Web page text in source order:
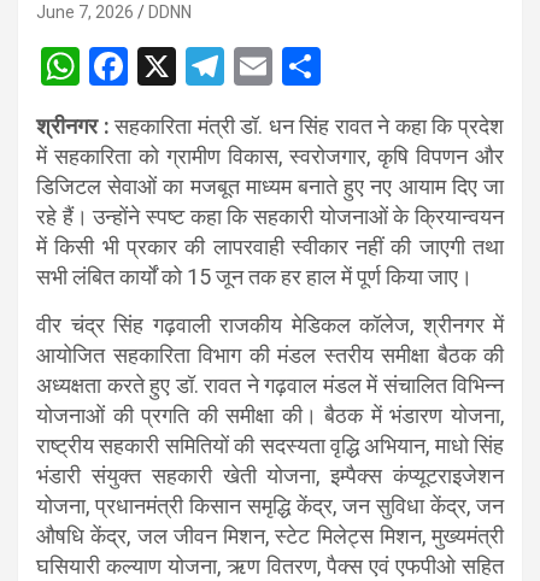
June 7, 2026 DDNN
W
at
s
A
p
p
F
ce
b
o
o
k
X
T
el
e
gr
a
m
E
m
ail ar
e
श्रीनगर :सहकारिता मंत्री डॉ. धन सिंह रावत ने कहा कि प्रदेश
में सहकारिता को ग्रामीण विकास, स्वरोजगार, कृषि विपणन और
डिजिटल सेवाओं का मजबूत माध्यम बनाते हुए नए आयाम दिए जा
रहे हैं। उन्होंने स्पष्ट कहा कि सहकारी योजनाओं के क्रियान्वयन
में किसी भी प्रकार की लापरवाही स्वीकार नहीं की जाएगी तथा
सभी लंबित कार्यों को 15 जून तक हर हाल में पूर्ण किया जाए।
वीर चंद्र सिंह गढ़वाली राजकीय मेडिकल कॉलेज, श्रीनगर में
आयोजित सहकारिता विभाग की मंडल स्तरीय समीक्षा बैठक की
अध्यक्षता करते हुए डॉ. रावत ने गढ़वाल मंडल में संचालित विभिन्न
योजनाओं की प्रगति की समीक्षा की। बैठक में भंडारण योजना,
राष्ट्रीय सहकारी समितियों की सदस्यता वृद्धि अभियान, माधो सिंह
भंडारी संयुक्त सहकारी खेती योजना, इम्पैक्स कंप्यूटराइजेशन
योजना, प्रधानमंत्री किसान समृद्धि केंद्र, जन सुविधा केंद्र, जन
औषधि केंद्र, जल जीवन मिशन, स्टेट मिलेट्स मिशन, मुख्यमंत्री
घसियारी कल्याण योजना, ऋण वितरण, पैक्स एवं एफपीओ सहित